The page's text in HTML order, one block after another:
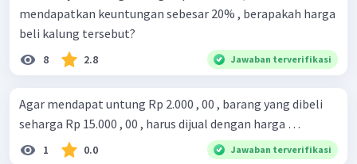
mendapatkan keuntungan sebesar 20% , berapakah harga
beli kalung tersebut?
8 2.8 Jawaban terverifikasi
Agar mendapat untung Rp 2.000 , 00 , barang yang dibeli
seharga Rp 15.000 , 00 , harus dijual dengan harga …
1 0.0 Jawaban terverifikasi